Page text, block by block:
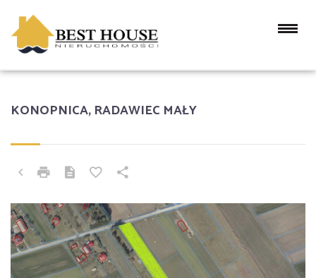
KONOPNICA, RADAWIEC MAŁY